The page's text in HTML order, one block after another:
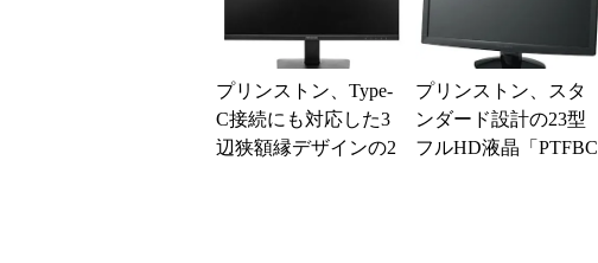
プリンストン、Type-
C接続にも対応した3
辺狭額縁デザインの2
プリンストン、スタ
ンダード設計の23型
フルHD液晶「PTFBC